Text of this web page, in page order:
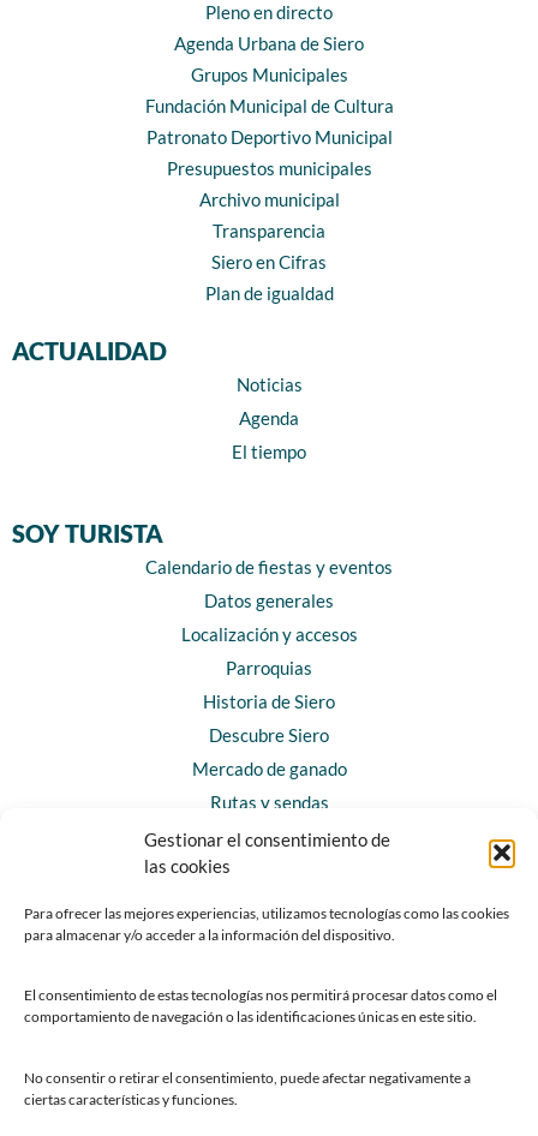
Gestionar el consentimiento de
las cookies
Para ofrecer las mejores experiencias, utilizamos tecnologías como las cookies
para almacenar y/o acceder a la información del dispositivo.
El consentimiento de estas tecnologías nos permitirá procesar datos como el
comportamiento de navegación o las identificaciones únicas en este sitio.
No consentir o retirar el consentimiento, puede afectar negativamente a
ciertas características y funciones.
Pleno en directo
Agenda Urbana de Siero
Grupos Municipales
Fundación Municipal de Cultura
Patronato Deportivo Municipal
Presupuestos municipales
Archivo municipal
Transparencia
Siero en Cifras
Plan de igualdad
ACTUALIDAD
Noticias
Agenda
El tiempo
SOY TURISTA
Calendario de fiestas y eventos
Datos generales
Localización y accesos
Parroquias
Historia de Siero
Descubre Siero
Mercado de ganado
Rutas y sendas
Horarios y contacto
Teléfonos de interés
Chatbot Siero
SEDES ELECTRÓNICAS
Sede del Ayuntamiento de Siero